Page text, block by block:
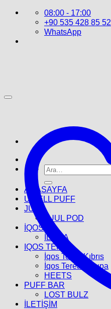
İçeriğe
08:00 - 17:00
+90 535 428 85 52
WhatsApp
Ara:
ANASAYFA
UWELL PUFF
JUUL
JUUL POD
İQOS
İLUMA
IQOS TEREA
İqos Terea Kıbrıs
İqos Terea Avrupa
HEETS
PUFF BAR
LOST BULZ
İLETİŞİM